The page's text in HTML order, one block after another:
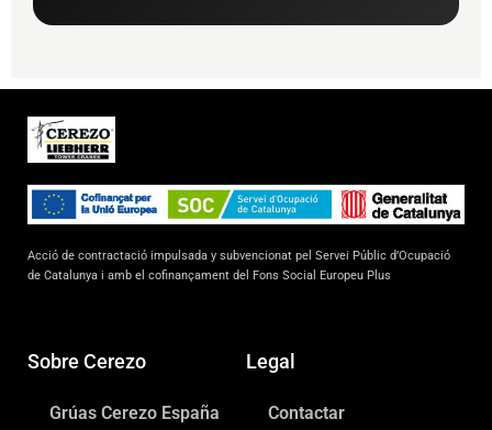
Acció de contractació impulsada y subvencionat pel Servei Públic d’Ocupació
de Catalunya i amb el cofinançament del Fons Social Europeu Plus
Sobre Cerezo
Grúas Cerezo España
Legal
Contactar